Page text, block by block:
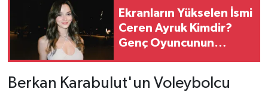
Ekranların Yükselen İsmi
Ceren Ayruk Kimdir?
Genç Oyuncunun
Berkan Karabulut'un Voleybolcu